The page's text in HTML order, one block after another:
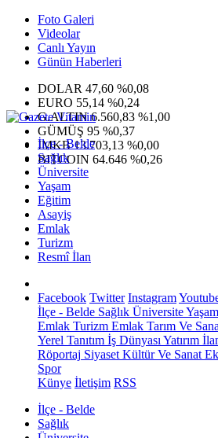
Foto Galeri
Videolar
Canlı Yayın
Günün Haberleri
DOLAR 47,60 %0,08
EURO 55,14 %0,24
G.ALTIN6.560,83 %1,00
GÜMÜŞ 95 %0,37
IMKB13.703,13 %0,00
BITCOIN 64.646 %0,26
İlçe - Belde
Sağlık
Üniversite
Yaşam
Eğitim
Asayiş
Emlak
Turizm
Resmî İlan
Facebook Twitter Instagram
İlçe - Belde Sağlık ÜniversiteYaşam
Emlak Turizm Emlak Tarım Ve
Yerel Tanıtım İş Dünyası Yatırım
Röportaj Siyaset Kültür Ve Sanat
Spor
Künye İletişim RSS
İlçe - Belde
Sağlık